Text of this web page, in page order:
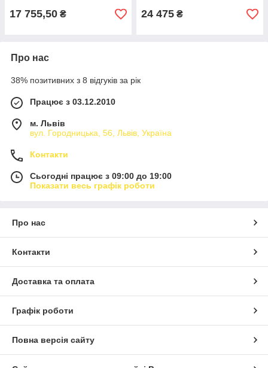
17 755,50 ₴ 24 475 ₴
Про нас
38% позитивних з 8 відгуків за рік
Працює з 03.12.2010
м. Львів
вул. Городницька, 56, Львів, Україна
Контакти
Сьогодні працює з 09:00 до 19:00
Показати весь графік роботи
Про нас
Контакти
Доставка та оплата
Графік роботи
Повна версія сайту